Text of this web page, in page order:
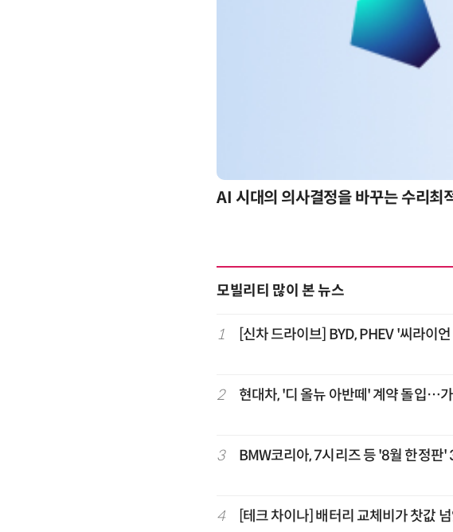
AI 시대의 의사결정을 바꾸는 수리
모빌리티 많이 본 뉴스
1 [신차 드라이브] BYD, PHEV '씨라이
2 현대차, '디 올뉴 아반떼' 계약 돌입…
3 BMW코리아, 7시리즈 등 '8월 한정판'
4 [테크 차이나] 배터리 교체비가 찻값